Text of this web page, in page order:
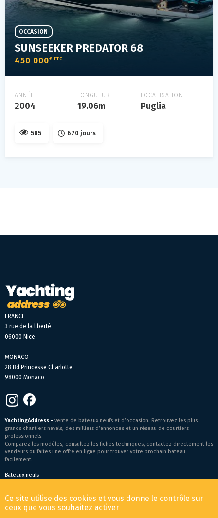
SUNSEEKER PREDATOR 68
450 000€ TTC
OCCASION
ANNÉE
2004
LONGUEUR
19.06m
LOCALISATION
Puglia
505 670 jours
FRANCE
3 rue de la liberté
06000 Nice
MONACO
28 Bd Princesse Charlotte
98000 Monaco
YachtingAddress - vente de bateaux neufs et d’occasion. Retrouvez les plus
grands chantiers navals, des milliers d’annonces et un réseau de courtiers
professionnels.
Comparez les modèles, consultez les fiches techniques, contactez directement les
vendeurs ou faites une offre en ligne pour trouver votre prochain bateau
facilement.
Bateaux neufs
© 2026 YachtingAddress.com
Ce site utilise des cookies et vous donne le contrôle sur
ceux que vous souhaitez activer